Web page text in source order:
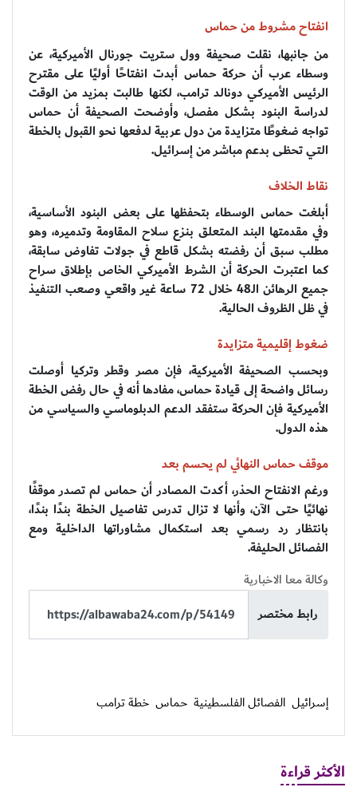
انفتاح مشروط من حماس
من جانبها، نقلت صحيفة وول ستريت جورنال الأميركية، عن
وسطاء عرب أن حركة حماس أبدت انفتاحًا أوليًا على مقترح
الرئيس الأميركي دونالد ترامب، لكنها طالبت بمزيد من الوقت
لدراسة البنود بشكل مفصل، وأوضحت الصحيفة أن حماس
تواجه ضغوطًا متزايدة من دول عربية لدفعها نحو القبول بالخطة
التي تحظى بدعم مباشر من إسرائيل.
نقاط الخلاف
أبلغت حماس الوسطاء بتحفظها على بعض البنود الأساسية،
وفي مقدمتها البند المتعلق بـنزع سلاح المقاومة وتدميره، وهو
مطلب سبق أن رفضته بشكل قاطع في جولات تفاوض سابقة،
كما اعتبرت الحركة أن الشرط الأميركي الخاص بإطلاق سراح
جميع الرهائن الـ48 خلال 72 ساعة غير واقعي وصعب التنفيذ
في ظل الظروف الحالية.
ضغوط إقليمية متزايدة
وبحسب الصحيفة الأميركية، فإن مصر وقطر وتركيا أوصلت
رسائل واضحة إلى قيادة حماس، مفادها أنه في حال رفض الخطة
الأميركية فإن الحركة ستفقد الدعم الدبلوماسي والسياسي من
هذه الدول.
موقف حماس النهائي لم يحسم بعد
ورغم الانفتاح الحذر، أكدت المصادر أن حماس لم تصدر موقفًا
نهائيًا حتى الآن، وأنها لا تزال تدرس تفاصيل الخطة بندًا بندًا،
بانتظار رد رسمي بعد استكمال مشاوراتها الداخلية ومع
الفصائل الحليفة.
وكالة معا الاخبارية
رابط مختصر
إسرائيل الفصائل الفلسطينية حماس خطة ترامب
الأكثر قراءة